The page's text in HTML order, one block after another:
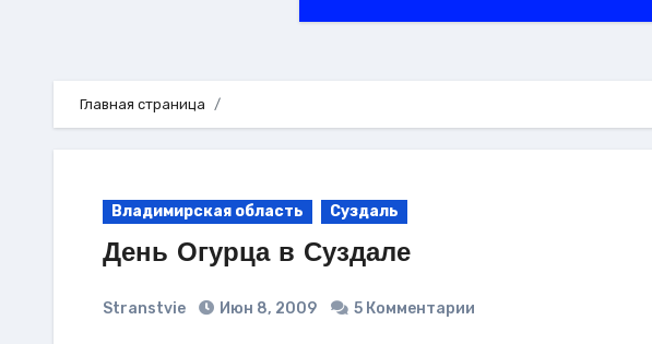
Главная страница
Владимирская область Суздаль
День Огурца в Суздале
Stranstvie Июн 8, 2009 5 Комментарии